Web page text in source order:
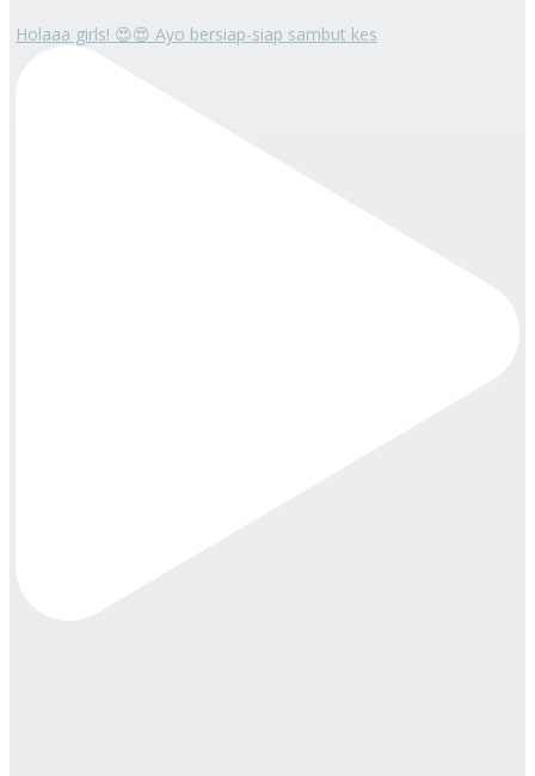
Holaaa girls! 😍😍 Ayo bersiap-siap sambut kes